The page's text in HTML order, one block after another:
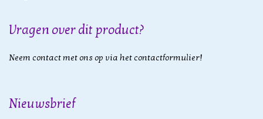
Vragen over dit product?
Neem contact met ons op via het contactformulier!
Nieuwsbrief